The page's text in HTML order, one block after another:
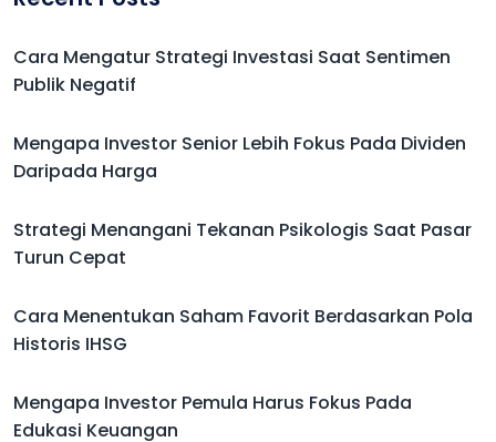
Cara Mengatur Strategi Investasi Saat Sentimen
Publik Negatif
Mengapa Investor Senior Lebih Fokus Pada Dividen
Daripada Harga
Strategi Menangani Tekanan Psikologis Saat Pasar
Turun Cepat
Cara Menentukan Saham Favorit Berdasarkan Pola
Historis IHSG
Mengapa Investor Pemula Harus Fokus Pada
Edukasi Keuangan